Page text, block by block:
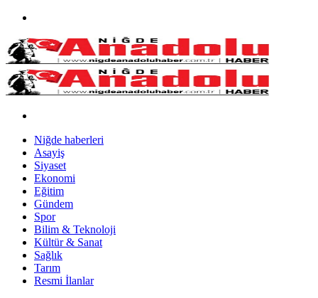
Niğde haberleri
Asayiş
Siyaset
Ekonomi
Eğitim
Gündem
Spor
Bilim & Teknoloji
Kültür & Sanat
Sağlık
Tarım
Resmi İlanlar